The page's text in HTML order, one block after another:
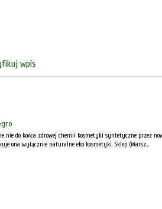
wpis
nie do końca zdrowej chemii kosmetyki syntetyczne przez
ona wyłącznie naturalne eko kosmetyki. Sklep (Warsz...